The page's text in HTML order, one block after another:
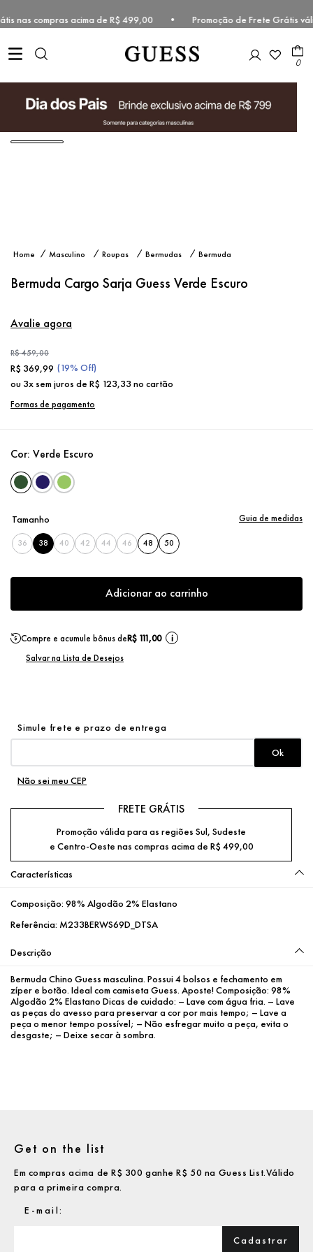
nas compras acima de R$ 499,00 • Promoção de Frete
0
Masculino Roupas Bermudas
Bermuda
Bermuda Cargo Sarja Guess Verde Escuro
Avalie agora
R$459,00
R$ 369,99 (19% Off)
ou 3x sem juros de R$ 123,33 no cartão
Formas de pagamento
Cor: Verde Escuro
Tamanho
36 38 40 42 44 46 48 50
Guia de medidas
Adicionar ao carrinho
Compre e acumule bônus deR$ 111,00 i
Não sei meu CEP
FRETE GRÁTIS
Promoção válida para as regiões Sul, Sudeste
e Centro-Oeste nas compras acima de R$ 499,00
Características
Composição: 98% Algodão 2% Elastano
Referência: M233BERWS69D_DTSA
Descrição
Bermuda Chino Guess masculina. Possui 4 bolsos e fechamento em
zíper e botão. Ideal com camiseta Guess. Aposte! Composição: 98%
Algodão 2% Elastano Dicas de cuidado: – Lave com água fria. – Lave
as peças do avesso para preservar a cor por mais tempo; – Lave a
peça o menor tempo possível; – Não esfregar muito a peça, evita o
desgaste; – Deixe secar à sombra.
Get on the list
Em compras acima de R$ 300 ganhe R$ 50 na Guess List.Válido
para a primeira compra.
Cadastrar